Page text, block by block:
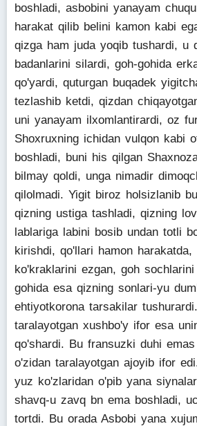
boshladi, asbobini yanayam
harakat qilib belini kamon kabi
qizga ham juda yoqib tushardi, u
badanlarini silardi, goh-gohida
qo'yardi, quturgan buqadek
tezlashib ketdi, qizdan
uni yanayam ilxomlantirardi, oz
Shoxruxning ichidan vulqon kabi
boshladi, buni his qilgan
bilmay qoldi, unga nimadir
qilolmadi. Yigit biroz holsizlanib
qizning ustiga tashladi, qizning
lablariga labini bosib undan totli
kirishdi, qo'llari hamon harakatda,
ko'kraklarini ezgan, goh
gohida esa qizning sonlari-yu
ehtiyotkorona tarsakilar
taralayotgan xushbo'y ifor esa
qo'shardi. Bu fransuzki duhi
o'zidan taralayotgan ajoyib ifor
yuz ko'zlaridan o'pib yana
shavq-u zavq bn ema boshladi,
tortdi. Bu orada Asbobi yana